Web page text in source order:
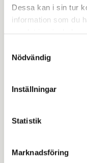
Dessa kan i sin tur
information som du
Nödvändig
Inställningar
Statistik
Marknadsföring
Linköping